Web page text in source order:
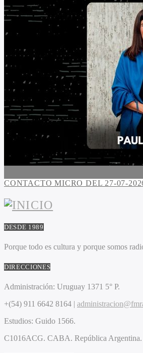
CONTACTO MICRO DEL 27-07-
DESDE 1989
Porque todo es cultura y porque somos
DIRECCIONES
Administración: Uruguay 1371 5° P.
+(54) 911 6642 8164 |
Estudios: Guido 1566.
C1016ACG. CABA. República Argentina.